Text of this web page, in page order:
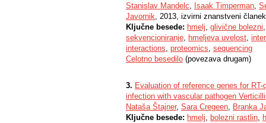
Stanislav Mandelc, Isaak Timperman,
Javornik, 2013, izvirni znanstveni članek
Ključne besede: hmelj, glivične bolezni
sekvencioniranje, hmeljeva uvelost,
interactions, proteomics, sequencing
Celotno besedilo (povezava drugam)
3. Evaluation of reference genes for
infection with vascular pathogen
Nataša Štajner, Sara Cregeen, Branka
Ključne besede: hmelj, bolezni rastlin,